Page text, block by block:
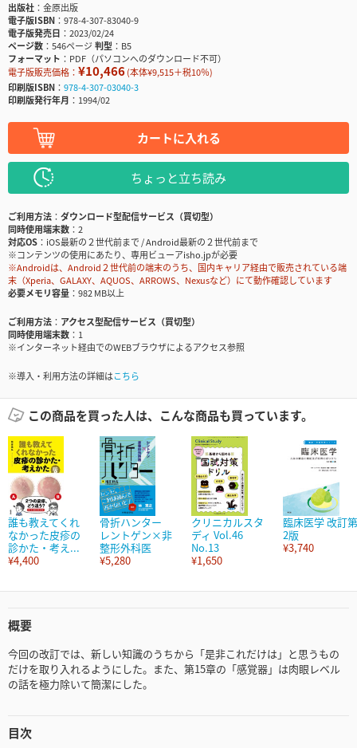
出版社
金原出版
電子版ISBN
978-4-307-83040-9
電子版発売日
2023/02/24
ページ数
546ページ判型
B5
フォーマット
PDF（パソコンへのダウンロード不可）
電子版販売価格： ¥10,466(本体¥9,515＋税10％)
印刷版ISBN
978-4-307-03040-3
印刷版発行年月
1994/02
カートに入れる
ちょっと立ち読み
ご利用方法
ダウンロード型配信サービス（買切型）
同時使用端末数
2
対応OS
iOS最新の２世代前まで / Android最新の２世代前まで
※コンテンツの使用にあたり、専用ビューアisho.jpが必要
※Androidは、Android２世代前の端末のうち、国内キャリア経由で販売されている端
末（Xperia、GALAXY、AQUOS、ARROWS、Nexusなど）にて動作確認しています
必要メモリ容量
982 MB以上
ご利用方法
アクセス型配信サービス（買切型）
同時使用端末数
1
※インターネット経由でのWEBブラウザによるアクセス参照
※導入・利用方法の詳細はこちら
この商品を買った人は、こんな商品も買っています。
誰も教えてくれ
なかった皮疹の
診かた・考え...
¥4,400
骨折ハンター
レントゲン×非
整形外科医
¥5,280
クリニカルスタ
ディ Vol.46
No.13
¥1,650
臨床医学 改訂第
2版
¥3,740
概要
今回の改訂では、新しい知識のうちから「是非これだけは」と思うもの
だけを取り入れるようにした。また、第15章の「感覚器」は肉眼レベル
の話を極力除いて簡潔にした。
目次